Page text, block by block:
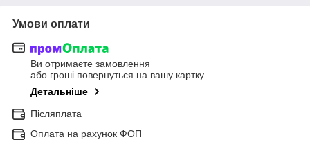
Умови оплати
Ви отримаєте замовлення
або гроші повернуться на вашу картку
Детальніше
Післяплата
Оплата на рахунок ФОП